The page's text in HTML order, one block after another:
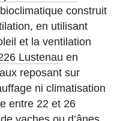
construit
en utilisant
et la ventilation
Lustenau en
reposant sur
ni climatisation
entre 22 et 26